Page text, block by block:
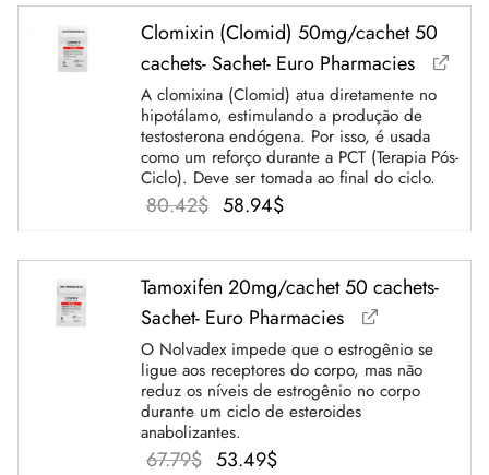
original
era:
90.76$.
atual é:
70.95$.
Clomixin (Clomid) 50mg/cachet 50
cachets- Sachet- Euro Pharmacies
A clomixina (Clomid) atua diretamente no
hipotálamo, estimulando a produção de
testosterona endógena. Por isso, é usada
como um reforço durante a PCT (Terapia Pós-
Ciclo). Deve ser tomada ao final do ciclo.
80.42$ O
original
era:
80.42$.
58.94$
atual é:
58.94$.
Tamoxifen 20mg/cachet 50 cachets-
Sachet- Euro Pharmacies
O Nolvadex impede que o estrogênio se
ligue aos receptores do corpo, mas não
reduz os níveis de estrogênio no corpo
durante um ciclo de esteroides
anabolizantes.
67.79$ O
53.49$